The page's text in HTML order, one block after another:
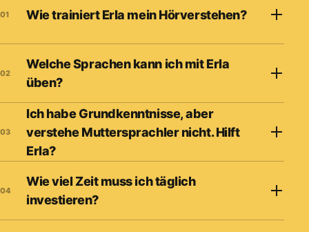
01 Wie trainiert Erla mein Hörverstehen?
02
Welche Sprachen kann ich mit Erla
üben?
03
Ich habe Grundkenntnisse, aber
verstehe Muttersprachler nicht. Hilft
Erla?
04
Wie viel Zeit muss ich täglich
investieren?